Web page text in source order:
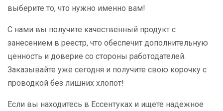
выберите то, что нужно именно вам!
С нами вы получите качественный продукт с
занесением в реестр, что обеспечит дополнительную
ценность и доверие со стороны работодателей.
Заказывайте уже сегодня и получите свою корочку с
проводкой без лишних хлопот!
Если вы находитесь в Ессентуках и ищете надежное